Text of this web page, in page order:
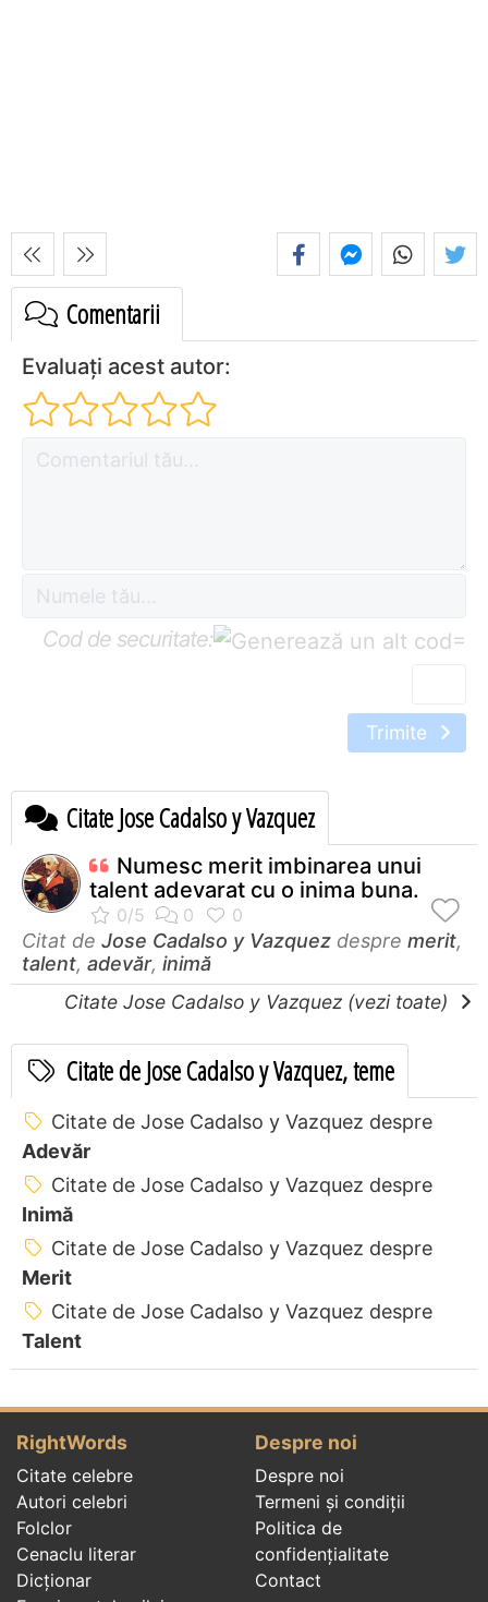
Comentarii
Evaluați acest autor:
Cod de securitate: =
Trimite
Citate Jose Cadalso y Vazquez
Numesc merit imbinarea unui
talent adevarat cu o inima buna.
Citat de Jose Cadalso y Vazquez despre merit,
talent, adevăr, inimă
Citate Jose Cadalso y Vazquez (vezi toate)
Citate de Jose Cadalso y Vazquez, teme
Citate de Jose Cadalso y Vazquez despre
Adevăr
Citate de Jose Cadalso y Vazquez despre
Inimă
Citate de Jose Cadalso y Vazquez despre
Merit
Citate de Jose Cadalso y Vazquez despre
Talent
RightWords
Citate celebre
Autori celebri
Folclor
Cenaclu literar
Dicționar
Despre noi
Despre noi
Termeni și condiții
Politica de
confidenţialitate
Contact